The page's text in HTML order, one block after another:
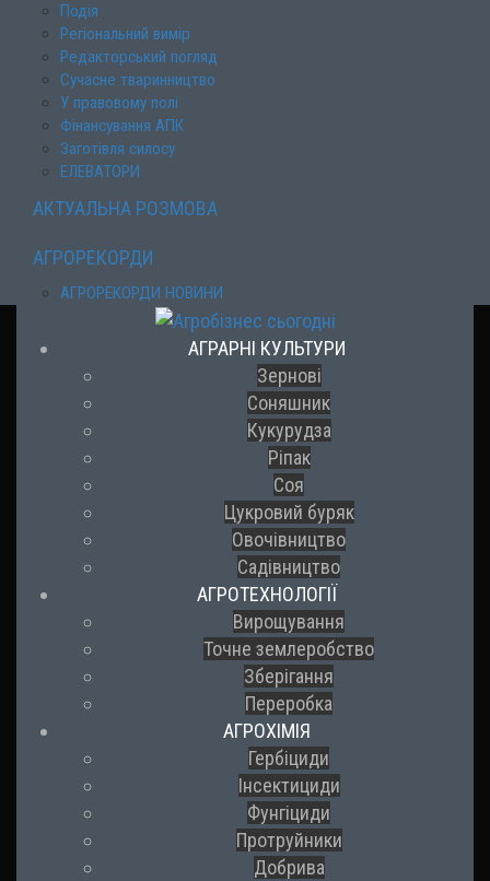
Подія
Регіональний вимір
Редакторський погляд
Сучасне тваринництво
У правовому полі
Фінансування АПК
Заготівля силосу
ЕЛЕВАТОРИ
АКТУАЛЬНА РОЗМОВА
АГРОРЕКОРДИ
АГРОРЕКОРДИ НОВИНИ
АГРАРНІ КУЛЬТУРИ
Зернові
Соняшник
Кукурудза
Ріпак
Соя
Цукровий буряк
Овочівництво
Садівництво
АГРОТЕХНОЛОГІЇ
Вирощування
Точне землеробство
Зберігання
Переробка
АГРОХІМІЯ
Гербіциди
Інсектициди
Фунгіциди
Протруйники
Добрива